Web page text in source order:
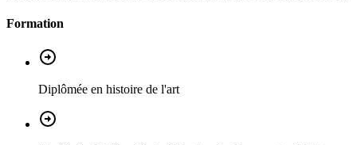
Formation
Diplômée en histoire de l'art